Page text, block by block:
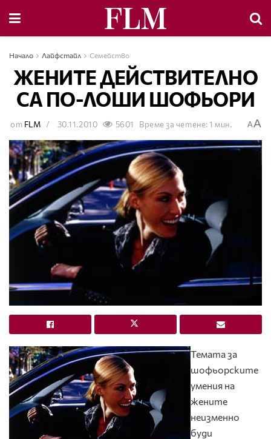
Начало Лайфстайл Семейство
ЖЕНИТЕ ДЕЙСТВИТЕЛНО
СА ПО-ЛОШИ ШОФЬОРИ
от FLM 30.11.2010 5601 Време за четене: 1 мин. AA
Темата за
шофьорските
умения на
жените
неизменно
буди